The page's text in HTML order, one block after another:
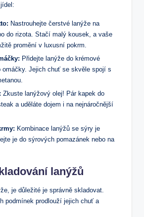
Nastrouhejte čerstvé lanýže na
do rizota. Stačí malý kousek, a vaše
promění v luxusní pokrm.
Přidejte lanýže do krémové
omáčky. Jejich chuť se skvěle spojí s
Zkuste lanýžový olej! Pár kapek do
a uděláte dojem i na nejnáročnější
Kombinace lanýžů se sýry je
je do sýrových pomazánek nebo na
lanýžů
je důležité je správně skladovat.
podmínek prodlouží jejich chuť a